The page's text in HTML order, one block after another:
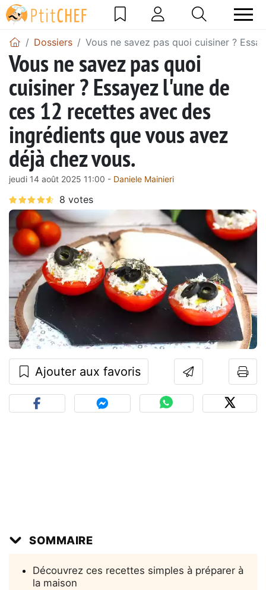
Dossiers Vous ne savez pas quoi cuisiner ?
Vous ne savez pas quoi
cuisiner ? Essayez l'une de
ces 12 recettes avec des
ingrédients que vous avez
déjà chez vous.
jeudi 14 août 2025 11:00 - Daniele Mainieri
Ajouter aux favoris
SOMMAIRE
Découvrez ces recettes simples à préparer à
la maison